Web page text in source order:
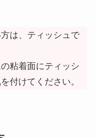
は、ティッシュで
粘着面にティッシ
付けてください。